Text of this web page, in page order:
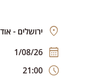
ירושלים -
1/08/26
21:00